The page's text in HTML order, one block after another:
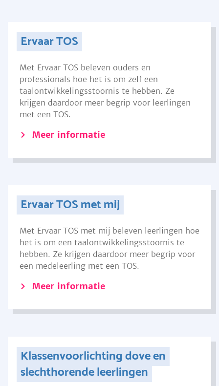
Ervaar TOS
Met Ervaar TOS beleven ouders en
professionals hoe het is om zelf een
taalontwikkelingsstoornis te hebben. Ze
krijgen daardoor meer begrip voor leerlingen
met een TOS.
Meer informatie
Ervaar TOS met mij
Met Ervaar TOS met mij beleven leerlingen hoe
het is om een taalontwikkelingsstoornis te
hebben. Ze krijgen daardoor meer begrip voor
een medeleerling met een TOS.
Meer informatie
Klassenvoorlichting dove en
slechthorende leerlingen